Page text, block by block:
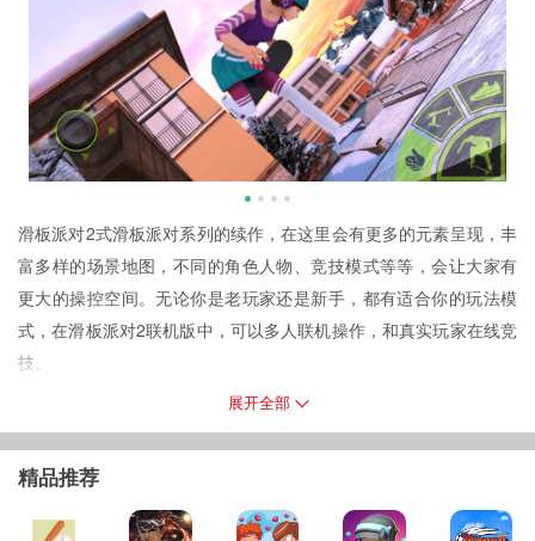
滑板派对2式滑板派对系列的续作，在这里会有更多的元素呈现，丰
富多样的场景地图，不同的角色人物、竞技模式等等，会让大家有
更大的操控空间。无论你是老玩家还是新手，都有适合你的玩法模
式，在滑板派对2联机版中，可以多人联机操作，和真实玩家在线竞
技。
操作，和自己的小伙伴一起玩，参与各种比赛或者进行自由滑，即
时单机无网络也能玩，这里会有超过40个动作技巧可以学习掌握，
还可以自由搭配组合，形成一套完美的动作。
展开全部
精品推荐